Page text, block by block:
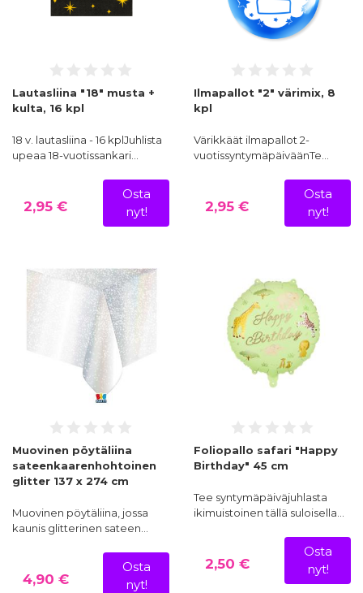
Lautasliina "18" musta +
kulta, 16 kpl
18 v. lautasliina - 16 kplJuhlista
upeaa 18-vuotissankari…
2,95 €
Osta
nyt!
Ilmapallot "2" värimix, 8
kpl
Värikkäät ilmapallot 2-
vuotissyntymäpäiväänTe…
2,95 €
Osta
nyt!
Muovinen pöytäliina
sateenkaarenhohtoinen
glitter 137 x 274 cm
Muovinen pöytäliina, jossa
kaunis glitterinen sateen…
4,90 €
Osta
nyt!
Foliopallo safari "Happy
Birthday" 45 cm
Tee syntymäpäiväjuhlasta
ikimuistoinen tällä suloisella…
2,50 €
Osta
nyt!